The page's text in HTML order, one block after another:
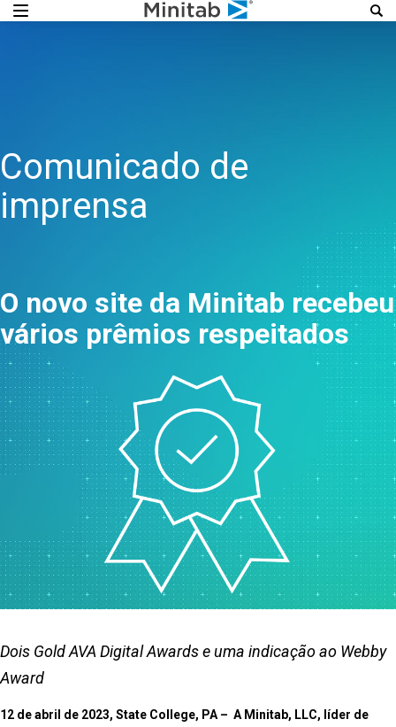
Comunicado de
imprensa
O novo site da Minitab recebeu
vários prêmios respeitados
Dois Gold AVA Digital Awards e uma indicação ao Webby
Award
12 de abril de 2023, State College, PA – A Minitab, LLC, líder de